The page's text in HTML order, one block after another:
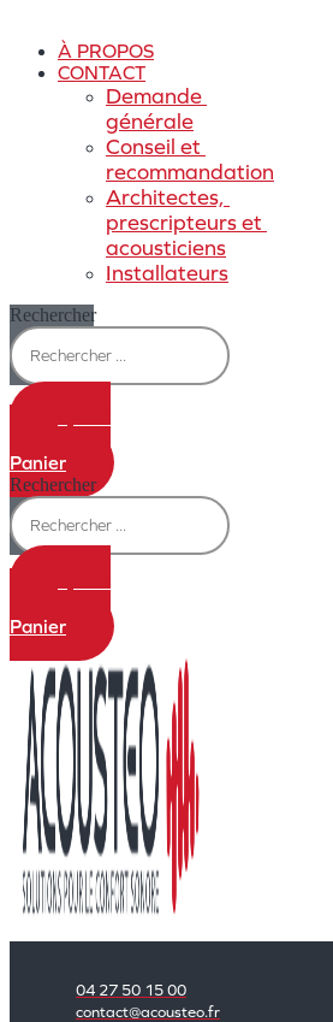
À PROPOS
CONTACT
Demande
générale
Conseil et
recommandation
Architectes,
prescripteurs et
acousticiens
Installateurs
Rechercher
Panier
Rechercher
Panier
04 27 50 15 00
contact@acousteo.fr